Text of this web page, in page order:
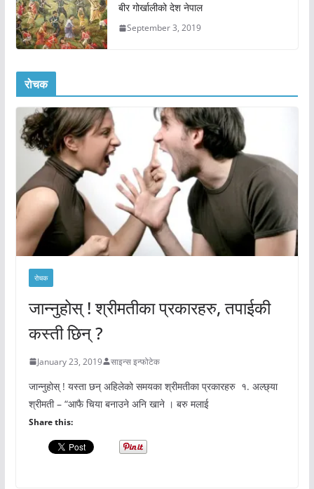
बीर गोर्खालीको देश नेपाल
September 3, 2019
रोचक
रोचक
जान्नुहोस् ! श्रीमतीका प्रकारहरु, तपाईकी
कस्ती छिन् ?
January 23, 2019 साइन्स इन्फोटेक
जान्नुहोस् ! यस्ता छन् अहिलेको समयका श्रीमतीका प्रकारहरु १. अल्छ्या
श्रीमती – “आफै चिया बनाउने अनि खाने । बरु मलाई
Share this: